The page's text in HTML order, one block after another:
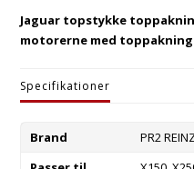
Jaguar topstykke
motorerne med
Specifikationer
Brand
PR2